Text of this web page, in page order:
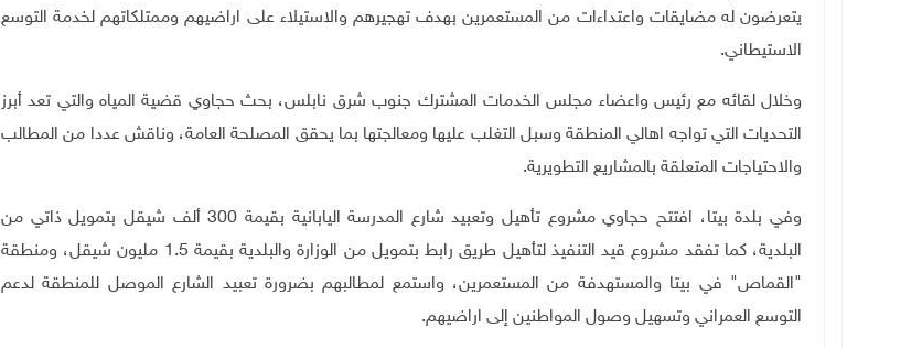
يتعرضون له مضايقات واعتداءات من المستعمرين بهدف تهجيرهم والاستيلاء على اراضيهم وممتلكاتهم لخدمة التوسع
الاستيطاني.
وخلال لقائه مع رئيس واعضاء مجلس الخدمات المشترك جنوب شرق نابلس، بحث حجاوي قضية المياه والتي تعد أبرز
التحديات التي تواجه اهالي المنطقة وسبل التغلب عليها ومعالجتها بما يحقق المصلحة العامة، وناقش عددا من المطالب
والاحتياجات المتعلقة بالمشاريع التطويرية.
وفي بلدة بيتا، افتتح حجاوي مشروع تأهيل وتعبيد شارع المدرسة اليابانية بقيمة 300 ألف شيقل بتمويل ذاتي من
البلدية، كما تفقد مشروع قيد التنفيذ لتأهيل طريق رابط بتمويل من الوزارة والبلدية بقيمة 1.5 مليون شيقل، ومنطقة
"القماص" في بيتا والمستهدفة من المستعمرين، واستمع لمطالبهم بضرورة تعبيد الشارع الموصل للمنطقة لدعم
التوسع العمراني وتسهيل وصول المواطنين إلى اراضيهم.